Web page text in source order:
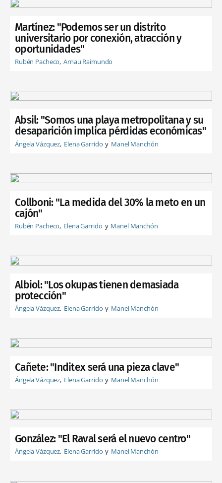
Martínez: "Podemos ser un distrito
universitario por conexión, atracción y
oportunidades"
Rubén Pacheco Arnau Raimundo
Absil: "Somos una playa metropolitana y su
desaparición implica pérdidas económicas"
Ángela Vázquez Elena Garrido Manel Manchón
Collboni: "La medida del 30% la meto en un
cajón"
Rubén Pacheco Elena Garrido Manel Manchón
Albiol: "Los okupas tienen demasiada
protección"
Ángela Vázquez Elena Garrido Manel Manchón
Cañete: "Inditex será una pieza clave"
Ángela Vázquez Elena Garrido Manel Manchón
González: "El Raval será el nuevo centro"
Ángela Vázquez Elena Garrido Manel Manchón